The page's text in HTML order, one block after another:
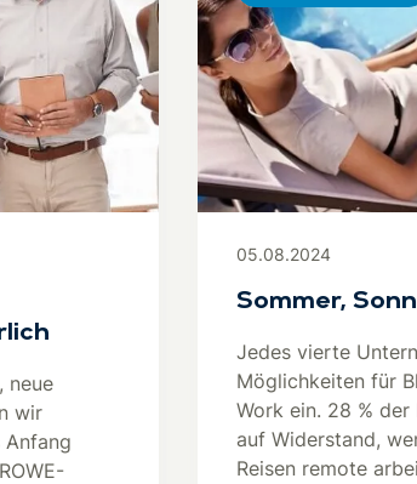
neue
wir
05.08.2024
Sommer,
Jedes vierte
Möglichkeiten für
Work ein. 28 %
auf Widerstand,
Reisen remote